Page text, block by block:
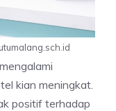
kian meningkat.
positif terhadap